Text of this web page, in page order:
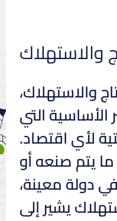
والاستهلاك
والاستهلاك،
الأساسية التي
لأي اقتصاد.
ما يتم صنعه أو
دولة معينة،
يشير إلى